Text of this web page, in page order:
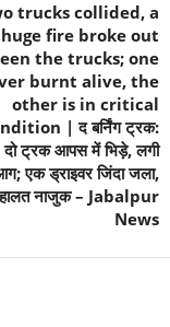
trucks collided, a
huge fire broke out
the trucks; one
burnt alive, the
other is in critical
| द बर्निंग ट्रक:
ट्रक आपस में भिड़े, लगी
एक ड्राइवर जिंदा जला,
नाजुक – Jabalpur
News